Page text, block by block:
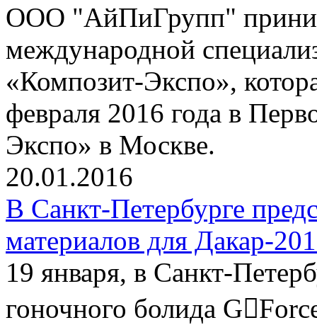
ООО "АйПиГрупп"
международной
«Композит-Экспо»,
февраля 2016 года в
Экспо» в Москве.
20.01.2016
В Санкт-Петербурге
материалов для Дакар-
19 января, в Санкт-
гоночного болида